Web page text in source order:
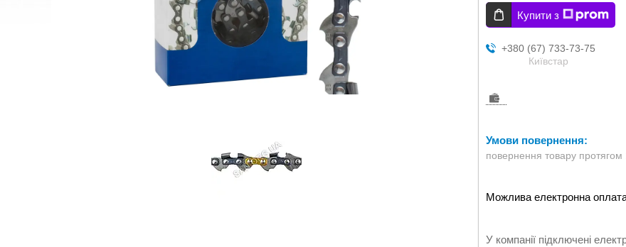
Купити з
+380 (67) 733-73-75
Київстар
повернення товару протягом
У компанії підключені